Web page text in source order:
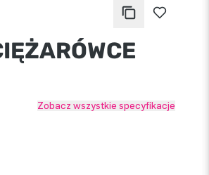
Zobacz wszystkie specyfikacje